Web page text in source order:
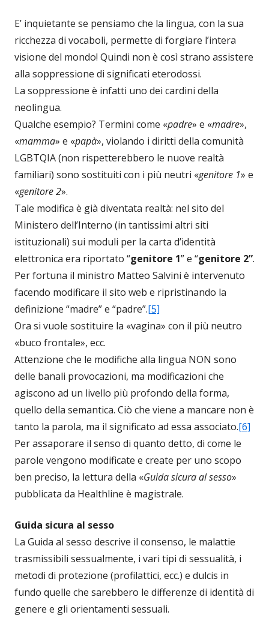
E’ inquietante se pensiamo che la lingua, con la sua
ricchezza di vocaboli, permette di forgiare l’intera
visione del mondo! Quindi non è così strano assistere
alla soppressione di significati eterodossi.
La soppressione è infatti uno dei cardini della
neolingua.
Qualche esempio? Termini come «padre» e «madre»,
«mamma» e «papà», violando i diritti della comunità
LGBTQIA (non rispetterebbero le nuove realtà
familiari) sono sostituiti con i più neutri «genitore 1» e
«genitore 2».
Tale modifica è già diventata realtà: nel sito del
Ministero dell’Interno (in tantissimi altri siti
istituzionali) sui moduli per la carta d’identità
elettronica era riportato “genitore 1” e “genitore 2”.
Per fortuna il ministro Matteo Salvini è intervenuto
facendo modificare il sito web e ripristinando la
definizione “madre” e “padre”.[5]
Ora si vuole sostituire la «vagina» con il più neutro
«buco frontale», ecc.
Attenzione che le modifiche alla lingua NON sono
delle banali provocazioni, ma modificazioni che
agiscono ad un livello più profondo della forma,
quello della semantica. Ciò che viene a mancare non è
tanto la parola, ma il significato ad essa associato.[6]
Per assaporare il senso di quanto detto, di come le
parole vengono modificate e create per uno scopo
ben preciso, la lettura della «Guida sicura al sesso»
pubblicata da Healthline è magistrale.
Guida sicura al sesso
La Guida al sesso descrive il consenso, le malattie
trasmissibili sessualmente, i vari tipi di sessualità, i
metodi di protezione (profilattici, ecc.) e dulcis in
fundo quelle che sarebbero le differenze di identità di
genere e gli orientamenti sessuali.